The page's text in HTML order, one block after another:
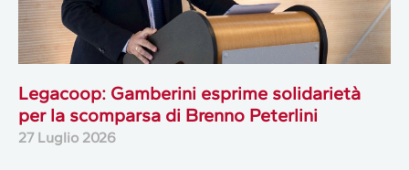
Legacoop: Gamberini esprime solidarietà
per la scomparsa di Brenno Peterlini
27 Luglio 2026